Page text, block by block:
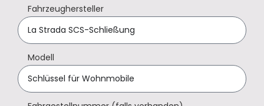
Fahrzeughersteller
Modell